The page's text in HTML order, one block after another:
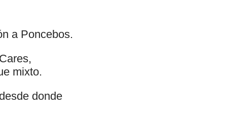
a Poncebos.
mixto.
donde